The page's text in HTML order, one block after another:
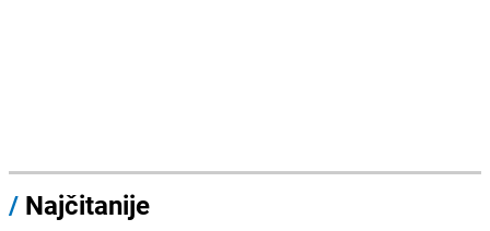
/ Najčitanije